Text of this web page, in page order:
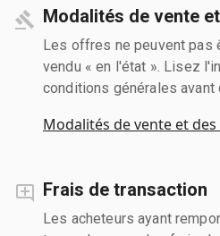
Modalités de vente
Les offres ne peuvent pas
vendu « en l'état ». Lisez
conditions générales avant
Modalités de vente et
Frais de transaction
Les acheteurs ayant